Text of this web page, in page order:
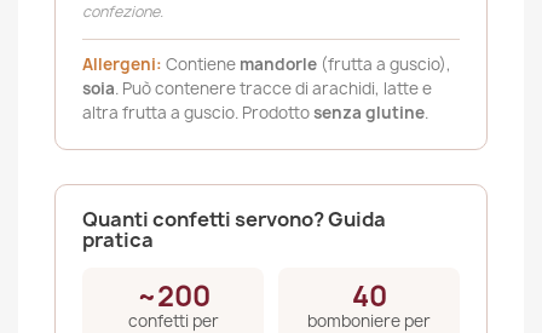
confezione.
Allergeni: Contiene mandorle (frutta a guscio),
soia. Può contenere tracce di arachidi, latte e
altra frutta a guscio. Prodottosenza glutine.
Quanti confetti servono? Guida
pratica
~200
confetti per
40
bomboniere per